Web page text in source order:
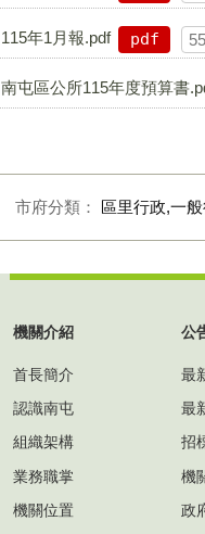
115年1月報.pdf pdf
南屯區公所115年度預算書
市府分類： 區里行政,一
機關介紹
首長簡介
認識南屯
組織架構
業務職掌
機關位置
公
最
最
招
機
政